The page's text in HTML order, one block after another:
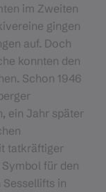
im Zweiten
gingen
auf. Doch
konnten den
Schon 1946
ein Jahr später
tatkräftiger
für den
in